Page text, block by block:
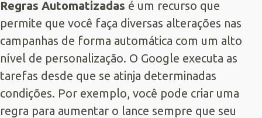
Regras Automatizadas é um recurso que
permite que você faça diversas alterações nas
campanhas de forma automática com um alto
nível de personalização. O Google executa as
tarefas desde que se atinja determinadas
condições. Por exemplo, você pode criar uma
regra para aumentar o lance sempre que seu